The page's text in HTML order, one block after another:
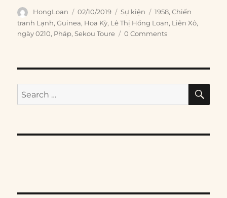
Author
HongLoan
Posted
on
02/10/2019 Categories
Sự kiện Tags
1958,Chiến
tranh Lạnh,Guinea, Hoa Kỳ, Lê Thị Hồng Loan, Liên Xô,
ngày 0210, Pháp,Sekou Toure 0 Comments
Search
for: